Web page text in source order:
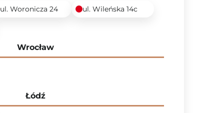
ul. Woronicza 24
ul. Wileńska 14c
Wrocław
Łódź